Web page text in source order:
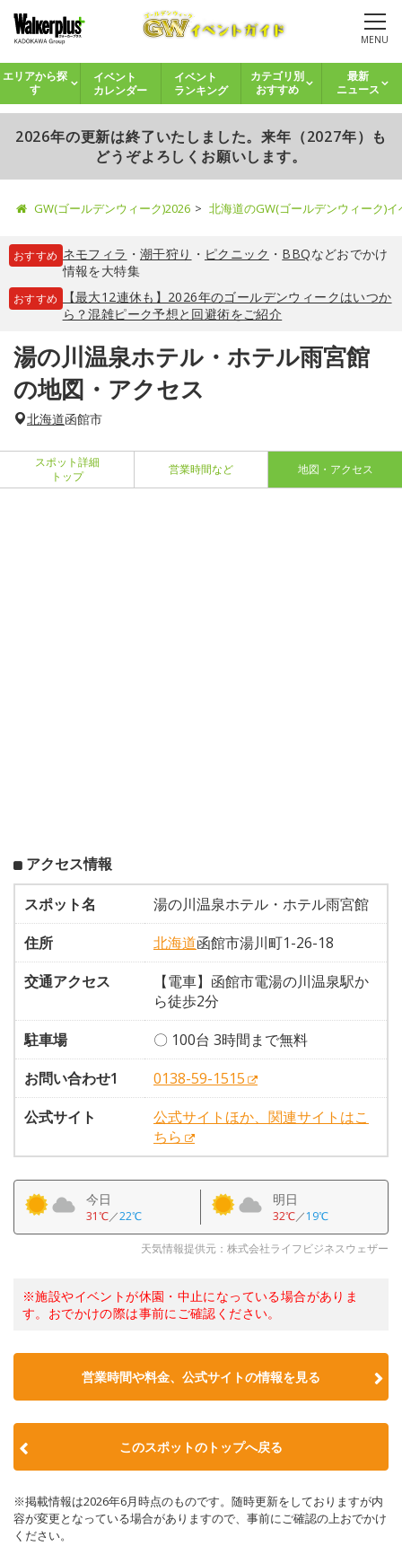
MENU
エリアから探
す
イベント
カレンダー
イベント
ランキング
カテゴリ別
おすすめ
最新
ニュース
2026年の更新は終了いたしました。来年（2027年）も
どうぞよろしくお願いします。
GW(ゴールデンウィーク)2026 北海道のGW(ゴールデンウィーク)
おすすめ ネモフィラ ・ 潮干狩り ・ ピクニック ・ BBQなどおでかけ
情報を大特集
おすすめ
【最大12連休も】2026年のゴールデンウィークはいつか
ら？混雑ピーク予想と回避術をご紹介
湯の川温泉ホテル・ホテル雨宮館
の地図・アクセス
北海道函館市
スポット詳細
トップ
営業時間など 地図・アクセス
アクセス情報
スポット名
湯の川温泉ホテル・ホテル雨宮館
住所
北海道函館市湯川町1-26-18
交通アクセス
【電車】函館市電湯の川温泉駅か
ら徒歩2分
駐車場
〇 100台 3時間まで無料
お問い合わせ1
0138-59-1515
公式サイト
公式サイトほか、関連サイトはこ
ちら
今日
31℃／22℃
明日
32℃／19℃
天気情報提供元：株式会社ライフビジネスウェザー
※施設やイベントが休園・中止になっている場合がありま
す。おでかけの際は事前にご確認ください。
営業時間や料金、公式サイトの情報を見る
このスポットのトップへ戻る
※掲載情報は2026年6月時点のものです。随時更新をしておりますが内
容が変更となっている場合がありますので、事前にご確認の上おでかけ
ください。